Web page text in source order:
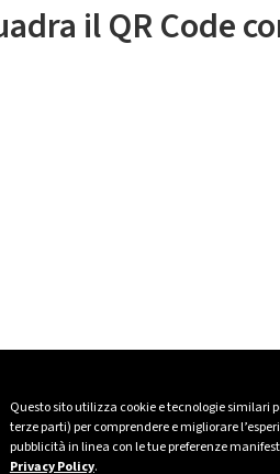
Questo sito utilizza cookie e tecnologie similari
terze parti) per comprendere e migliorare
pubblicità in linea con le tue preferenze
Privacy Policy.
il QR Code